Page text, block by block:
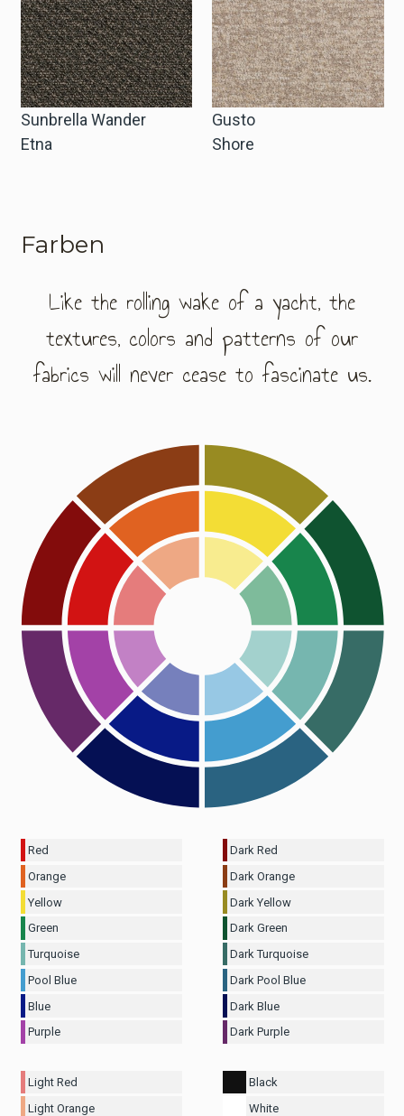
Sunbrella Wander
Etna
Gusto
Shore
Farben
Like the rolling wake of a yacht, the
textures, colors and patterns of our
fabrics will never cease to fascinate us.
Red
Orange
Yellow
Green
Turquoise
Pool Blue
Blue
Purple
Dark Red
Dark Orange
Dark Yellow
Dark Green
Dark Turquoise
Dark Pool Blue
Dark Blue
Dark Purple
Light Red
Light Orange
Black
White